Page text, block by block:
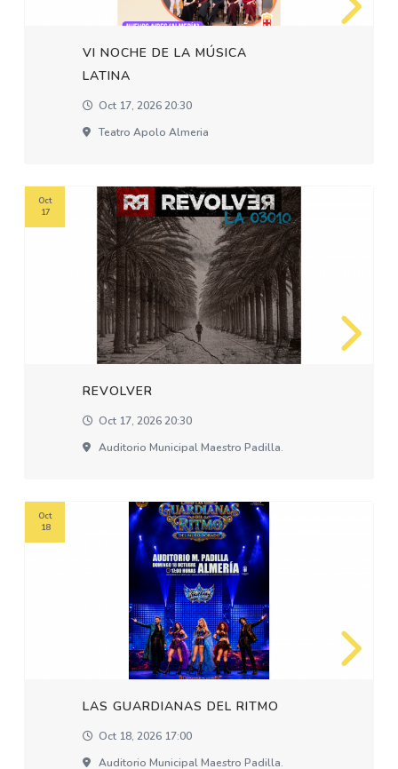
VI NOCHE DE LA MÚSICA
LATINA
Oct 17, 2026 20:30
Teatro Apolo Almeria
REVOLVER
Oct 17, 2026 20:30
Auditorio Municipal Maestro Padilla.
Oct
17
LAS GUARDIANAS DEL RITMO
Oct 18, 2026 17:00
Auditorio Municipal Maestro Padilla.
Oct
18